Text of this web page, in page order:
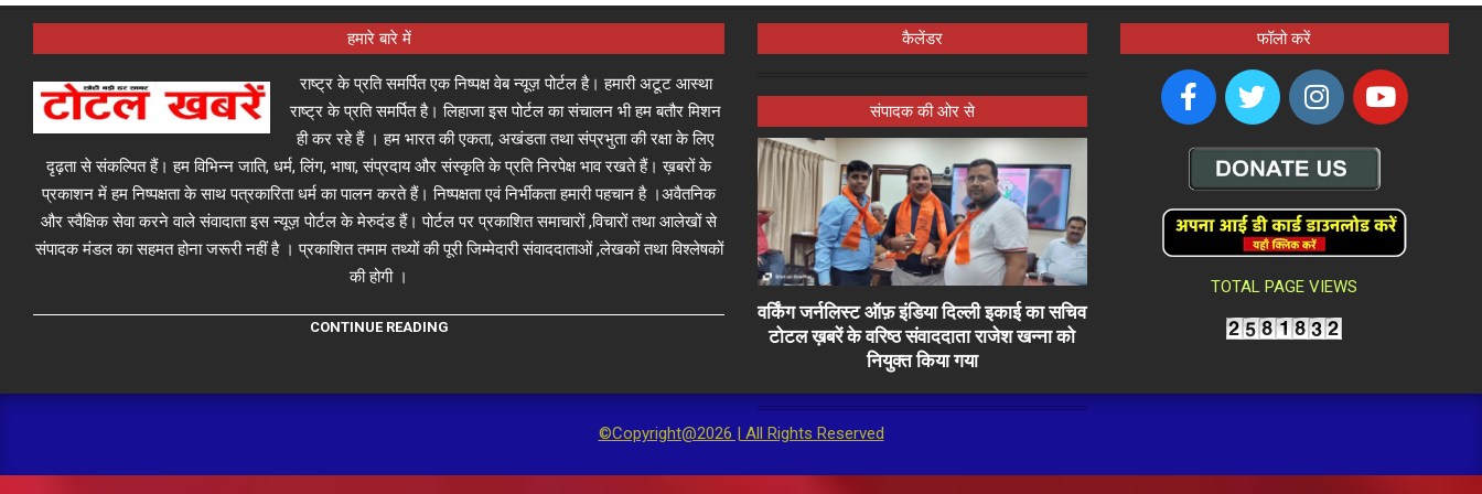
हमारे बारे में
राष्ट्र के प्रति समर्पित एक निष्पक्ष वेब न्यूज़ पोर्टल है। हमारी अटूट आस्था
राष्ट्र के प्रति समर्पित है। लिहाजा इस पोर्टल का संचालन भी हम बतौर मिशन
ही कर रहे हैं । हम भारत की एकता, अखंडता तथा संप्रभुता की रक्षा के लिए
दृढ़ता से संकल्पित हैं। हम विभिन्न जाति, धर्म, लिंग, भाषा, संप्रदाय और संस्कृति के प्रति निरपेक्ष भाव रखते हैं। ख़बरों के
प्रकाशन में हम निष्पक्षता के साथ पत्रकारिता धर्म का पालन करते हैं। निष्पक्षता एवं निर्भीकता हमारी पहचान है ।अवैतनिक
और स्वैक्षिक सेवा करने वाले संवादाता इस न्यूज़ पोर्टल के मेरुदंड हैं। पोर्टल पर प्रकाशित समाचारों ,विचारों तथा आलेखों से
संपादक मंडल का सहमत होना जरूरी नहीं है । प्रकाशित तमाम तथ्यों की पूरी जिम्मेदारी संवाददाताओं ,लेखकों तथा विश्लेषकों
की होगी ।
CONTINUE READING
कैलेंडर
संपादक की ओर से
वर्किंग जर्नलिस्ट ऑफ़ इंडिया दिल्ली इकाई का सचिव
टोटल ख़बरें के वरिष्ठ संवाददाता राजेश खन्ना को
नियुक्त किया गया
फॉलो करें
TOTAL PAGE VIEWS
©Copyright@2026 | All Rights Reserved